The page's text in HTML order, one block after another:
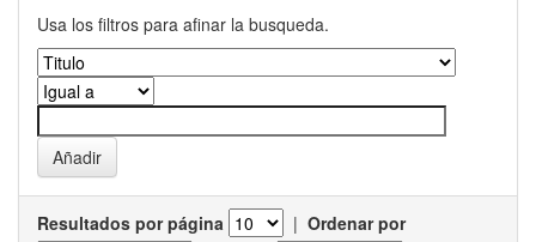
Usa los filtros para afinar la busqueda.
Resultados por página | Ordenar por